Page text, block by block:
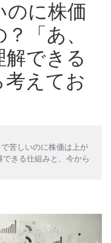
のに株価
「あ、
できる
えてお
苦しいのに株価は上が
きる仕組みと、今から